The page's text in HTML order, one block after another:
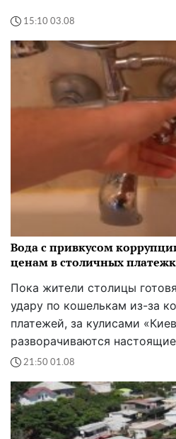
15:10 03.08
Вода с привкусом
ценам в столичных
Пока жители столицы
удару по кошелькам из-за
платежей, за кулисами
разворачиваются
21:50 01.08